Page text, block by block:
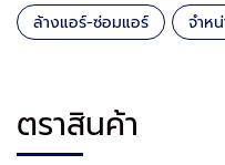
ล้างแอร์-ซ่อมแอร์ จำห
ตราสินค้า